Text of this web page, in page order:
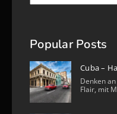
Popular Posts
Cuba –
Denken
Flair, mit